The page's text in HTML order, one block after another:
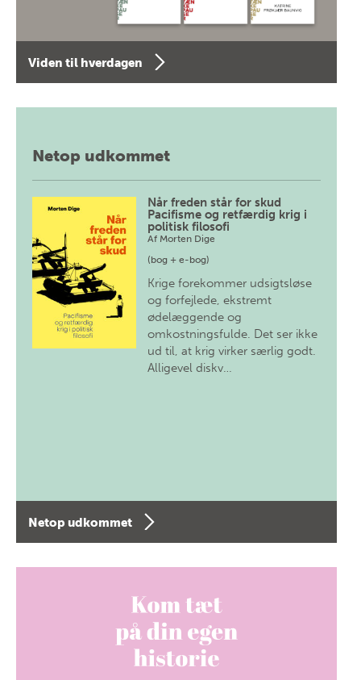
Viden til hverdagen
Netop udkommet
Når freden står for skud
Pacifisme og retfærdig krig i
politisk filosofi
Af Morten Dige
(bog + e-bog)
Krige forekommer udsigtsløse
og forfejlede, ekstremt
ødelæggende og
omkostningsfulde. Det ser ikke
ud til, at krig virker særlig godt.
Alligevel diskv…
Netop udkommet